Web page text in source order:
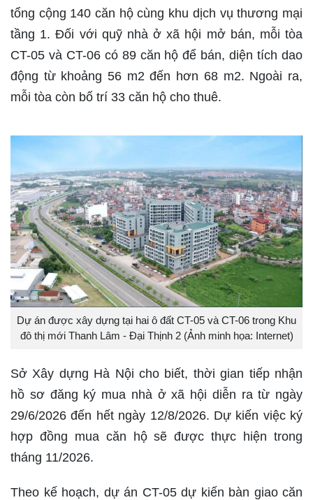
tổng cộng 140 căn hộ cùng khu dịch vụ thương mại
tầng 1. Đối với quỹ nhà ở xã hội mở bán, mỗi tòa
CT-05 và CT-06 có 89 căn hộ để bán, diện tích dao
động từ khoảng 56 m2 đến hơn 68 m2. Ngoài ra,
mỗi tòa còn bố trí 33 căn hộ cho thuê.
Dự án được xây dựng tại hai ô đất CT-05 và CT-06 trong Khu
đô thị mới Thanh Lâm - Đại Thịnh 2 (Ảnh minh họa: Internet)
Sở Xây dựng Hà Nội cho biết, thời gian tiếp nhận
hồ sơ đăng ký mua nhà ở xã hội diễn ra từ ngày
29/6/2026 đến hết ngày 12/8/2026. Dự kiến việc ký
hợp đồng mua căn hộ sẽ được thực hiện trong
tháng 11/2026.
Theo kế hoạch, dự án CT-05 dự kiến bàn giao căn